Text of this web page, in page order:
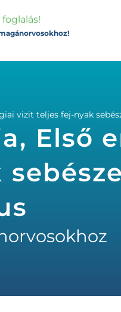
vizit teljes fej-nyak
Első